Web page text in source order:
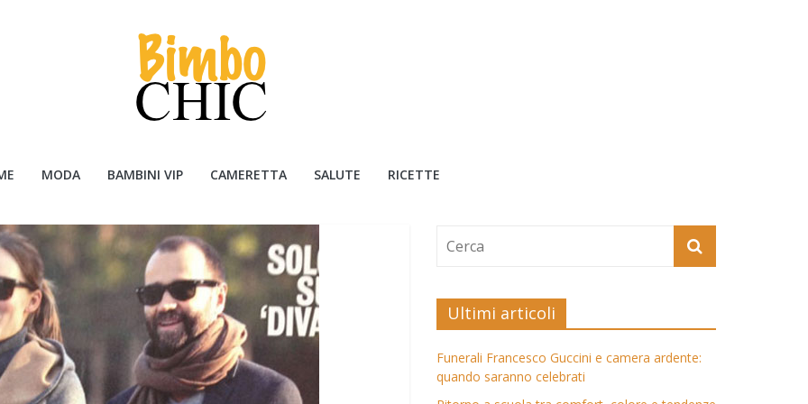
MODA BAMBINI VIP CAMERETTA SALUTE RICETTE
Ultimi articoli
Funerali Francesco Guccini e camera ardente:
quando saranno celebrati